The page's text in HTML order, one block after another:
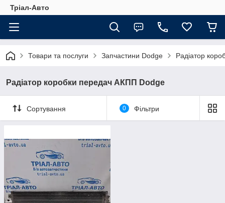
Тріал-Авто
Товари та послуги Запчастини Dodge Радіатор
Радіатор коробки передач АКПП Dodge
Сортування 0 Фільтри